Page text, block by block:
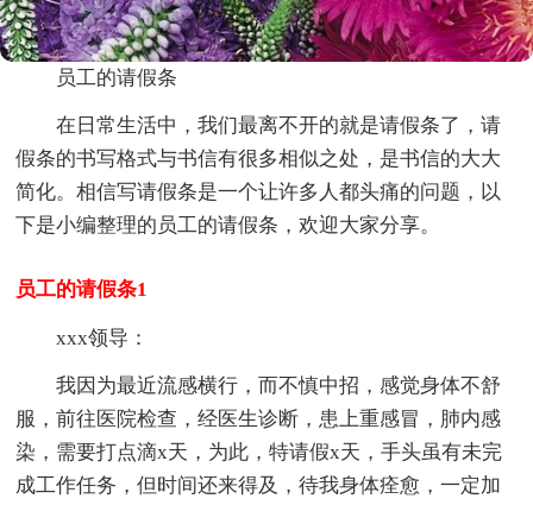
员工的请假条
在日常生活中，我们最离不开的就是请假条了，请
假条的书写格式与书信有很多相似之处，是书信的大大
简化。相信写请假条是一个让许多人都头痛的问题，以
下是小编整理的员工的请假条，欢迎大家分享。
员工的请假条1
xxx领导：
我因为最近流感横行，而不慎中招，感觉身体不舒
服，前往医院检查，经医生诊断，患上重感冒，肺内感
染，需要打点滴x天，为此，特请假x天，手头虽有未完
成工作任务，但时间还来得及，待我身体痊愈，一定加